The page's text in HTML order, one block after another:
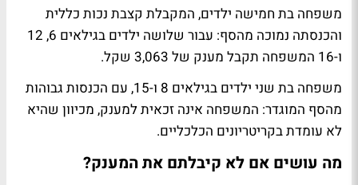
משפחה בת חמישה ילדים, המקבלת קצבת נכות כללית
והכנסתה נמוכה מהסף: עבור שלושה ילדים בגילאים 6, 12
ו-16 המשפחה תקבל מענק של 3,063 שקל.
משפחה בת שני ילדים בגילאים 8 ו-15, עם הכנסות גבוהות
מהסף המוגדר: המשפחה אינה זכאית למענק, מכיוון שהיא
לא עומדת בקריטריונים הכלכליים.
מה עושים אם לא קיבלתם את המענק?